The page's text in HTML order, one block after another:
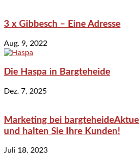
3 x Gibbesch – Eine Adresse
Aug. 9, 2022
Die Haspa in Bargteheide
Dez. 7, 2025
Marketing bei
und halten Sie Ihre Kunden!
Juli 18, 2023